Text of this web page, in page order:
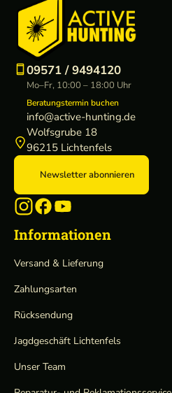
09571 / 9494120
Mo–Fr, 10:00 – 18:00 Uhr
Beratungstermin buchen
info@active-hunting.de
Wolfsgrube 18
96215 Lichtenfels
Newsletter abonnieren
Informationen
Versand & Lieferung
Zahlungsarten
Rücksendung
Jagdgeschäft Lichtenfels
Unser Team